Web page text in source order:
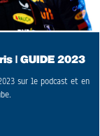
| GUIDE 2023
sur le podcast et en